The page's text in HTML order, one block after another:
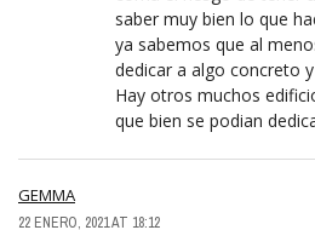
saber muy bien lo que
ya sabemos que al
dedicar a algo concreto
Hay otros muchos
que bien se podian
GEMMA
22 ENERO, 2021 AT 18:12